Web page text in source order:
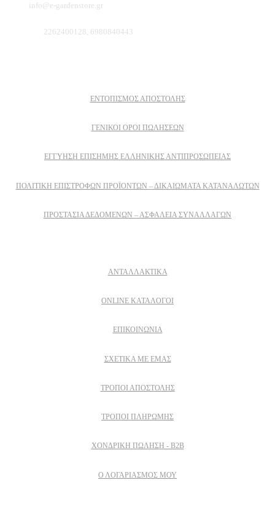
info@e-gardenstore.gr
2262400128, 6980840443
ΕΝΤΟΠΙΣΜΟΣ ΑΠΟΣΤΟΛΗΣ
ΓΕΝΙΚΟΙ ΟΡΟΙ ΠΩΛΗΣΕΩΝ
ΕΓΓΎΗΣΗ ΕΠΊΣΗΜΗΣ ΕΛΛΗΝΙΚΉΣ ΑΝΤΙΠΡΟΣΩΠΕΊΑΣ
ΠΟΛΙΤΙΚΉ ΕΠΙΣΤΡΟΦΏΝ ΠΡΟΪΌΝΤΩΝ – ΔΙΚΑΙΏΜΑΤΑ ΚΑΤΑΝΑΛΩΤΏΝ
ΠΡΟΣΤΑΣΊΑ ΔΕΔΟΜΈΝΩΝ – ΑΣΦΆΛΕΙΑ ΣΥΝΑΛΛΑΓΏΝ
ΑΝΤΑΛΛΑΚΤΙΚΑ
ONLINE ΚΑΤΑΛΟΓΟΙ
ΕΠΙΚΟΙΝΩΝΙΑ
ΣΧΕΤΙΚΆ ΜΕ ΕΜΆΣ
ΤΡΌΠΟΙ ΑΠΟΣΤΟΛΉΣ
ΤΡΌΠΟΙ ΠΛΗΡΩΜΉΣ
ΧΟΝΔΡΙΚΉ ΠΏΛΗΣΗ - B2B
Ο ΛΟΓΑΡΙΑΣΜΟΣ ΜΟΥ